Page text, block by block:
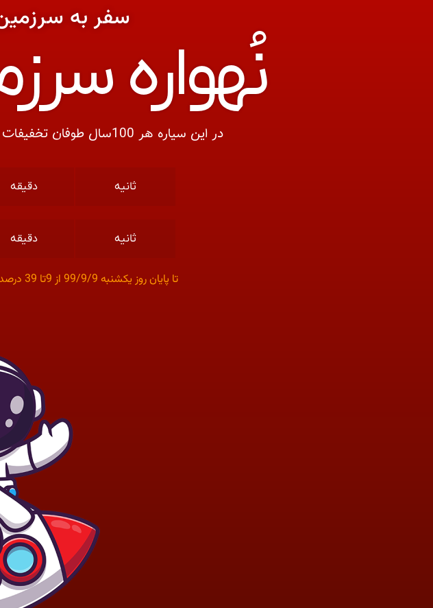
سفر به
نُهواره
در این سیاره هر 100سال طوفان تخفیفات آغاز می شود شما در پایان این قرن به آن رسیده اید…
دقیقه ثانیه
دقیقه ثانیه
تا پایان روز یکشنبه 99/9/9 از 9تا 39 درصد تخفیف ویژه استثنایی ترین تاریخ قرن بهره مند شوید…